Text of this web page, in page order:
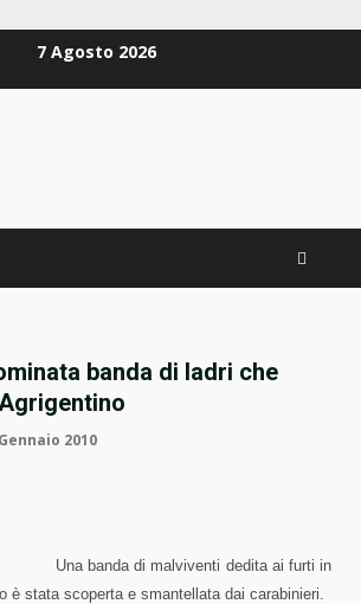
7 Agosto 2026
banda di ladri che
2010
Una banda di malviventi dedita ai furti in
è stata scoperta e smantellata dai carabinieri.